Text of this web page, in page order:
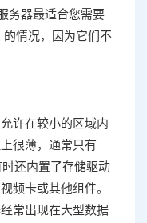
器最适合您需要
情况，因为它们不
许在较小的区域内
很薄，通常只有
还内置了存储驱动
频卡或其他组件。
常出现在大型数据